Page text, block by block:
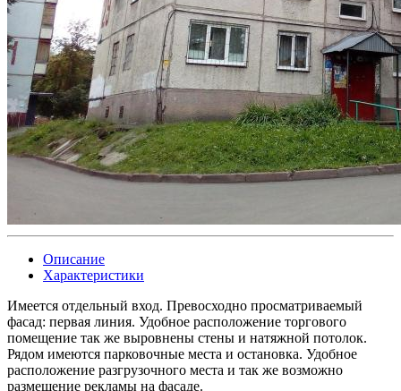
Описание
Характеристики
Имеется отдельный вход. Превосходно просматриваемый
фасад: первая линия. Удобное расположение торгового
помещение так же выровнены стены и натяжной потолок.
Рядом имеются парковочные места и остановка. Удобное
расположение разгрузочного места и так же возможно
размещение рекламы на фасаде.